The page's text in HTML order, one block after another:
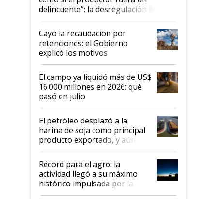
delincuente”: la desregulación llegó
al Congreso Aapresid y hasta se
habló del financiamiento al IPCVA
Cayó la recaudación por
retenciones: el Gobierno
explicó los motivos
El campo ya liquidó más de US$
16.000 millones en 2026: qué
pasó en julio
El petróleo desplazó a la
harina de soja como principal
producto exportado, y aún así
el agro aportó casi seis de cada
diez dólares y sostuvo el
liderazgo en un semestre
récord
Récord para el agro: la
actividad llegó a su máximo
histórico impulsada por la
cosecha y las exportaciones